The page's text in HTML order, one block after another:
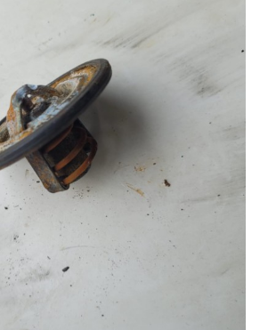
Submenu